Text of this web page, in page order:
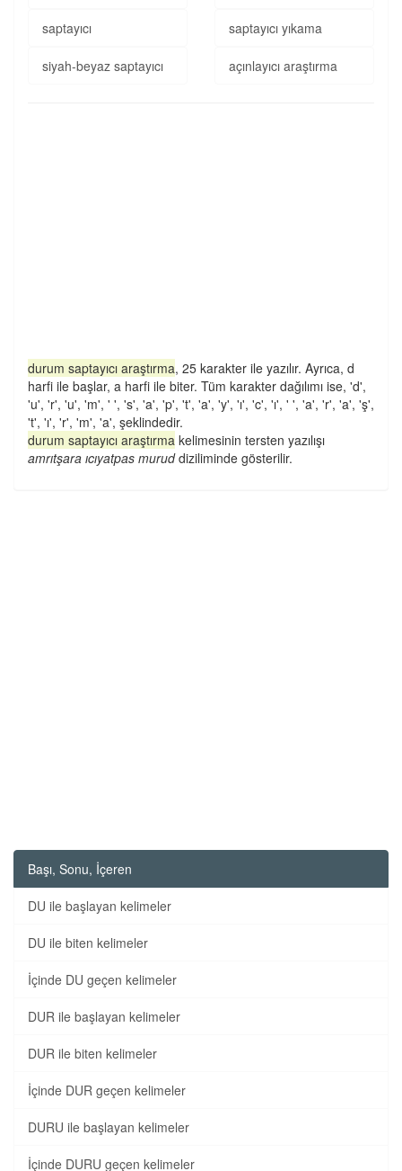
saptayıcı saptayıcı yıkama
siyah-beyaz saptayıcı açınlayıcı araştırma
durum saptayıcı araştırma, 25 karakter ile yazılır. Ayrıca, d
harfi ile başlar, a harfi ile biter. Tüm karakter dağılımı ise, 'd',
'u', 'r', 'u', 'm', ' ', 's', 'a', 'p', 't', 'a', 'y', 'ı', 'c', 'ı', ' ', 'a', 'r', 'a', 'ş',
't', 'ı', 'r', 'm', 'a', şeklindedir.
durum saptayıcı araştırma kelimesinin tersten yazılışı
amrıtşara ıcıyatpas muruddiziliminde gösterilir.
Başı, Sonu, İçeren
DU ile başlayan kelimeler
DU ile biten kelimeler
İçinde DU geçen kelimeler
DUR ile başlayan kelimeler
DUR ile biten kelimeler
İçinde DUR geçen kelimeler
DURU ile başlayan kelimeler
İçinde DURU geçen kelimeler